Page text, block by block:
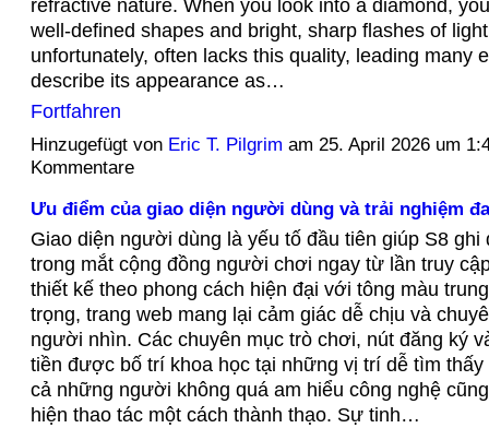
refractive nature. When you look into a diamond,
well-defined shapes and bright, sharp flashes of
unfortunately, often lacks this quality, leading many
describe its appearance as…
Fortfahren
Hinzugefügt von Eric T. Pilgrim am 25. April 2026 um
Kommentare
Ưu điểm của giao diện người dùng và trải nghiệm
Giao diện người dùng là yếu tố đầu tiên giúp S8 ghi
trong mắt cộng đồng người chơi ngay từ lần truy
thiết kế theo phong cách hiện đại với tông màu
trọng, trang web mang lại cảm giác dễ chịu và
người nhìn. Các chuyên mục trò chơi, nút đăng ký
tiền được bố trí khoa học tại những vị trí dễ tìm thấy
cả những người không quá am hiểu công nghệ
hiện thao tác một cách thành thạo. Sự tinh…